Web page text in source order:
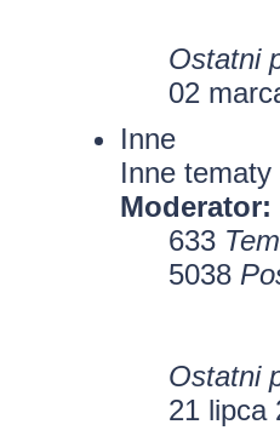
Ostatni
02
Inne
Inne tematy
Moderator:
633
5038
Ostatni
21 lipca